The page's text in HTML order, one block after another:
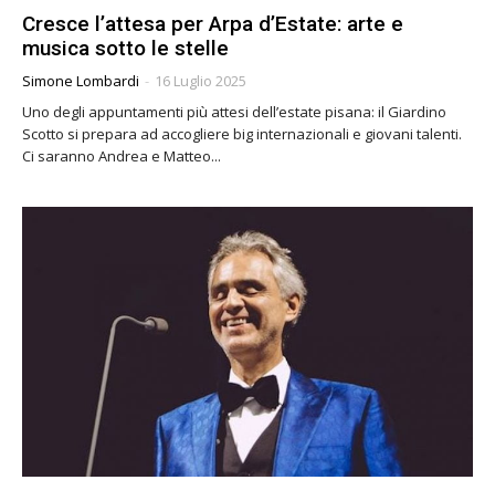
Cresce l’attesa per Arpa d’Estate: arte e
musica sotto le stelle
Simone Lombardi - 16 Luglio 2025
Uno degli appuntamenti più attesi dell’estate pisana: il Giardino
Scotto si prepara ad accogliere big internazionali e giovani talenti.
Ci saranno Andrea e Matteo...